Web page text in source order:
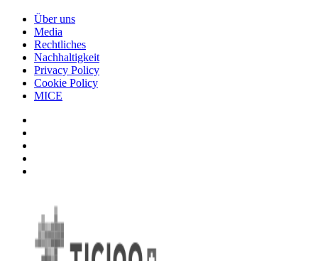
Über uns
Media
Rechtliches
Nachhaltigkeit
Privacy Policy
Cookie Policy
MICE